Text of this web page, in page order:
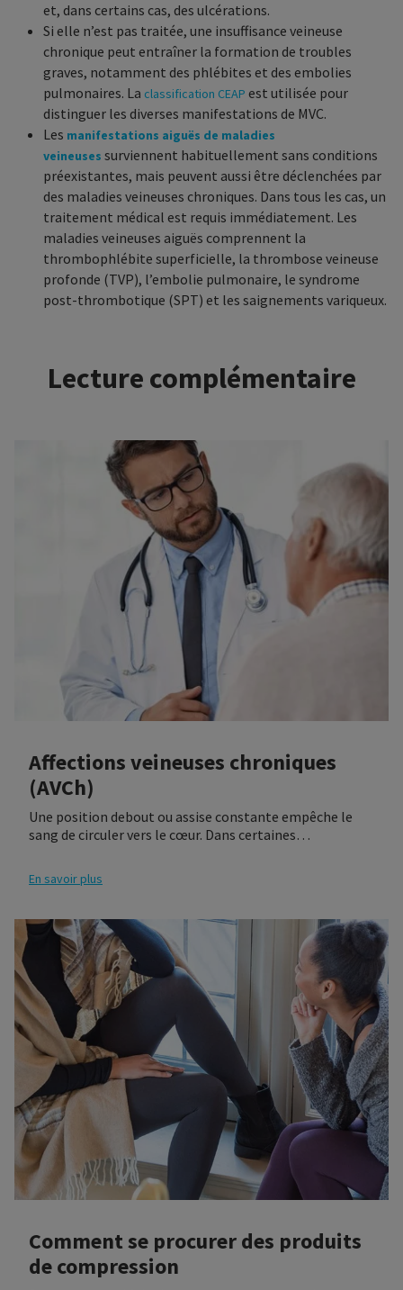
et, dans certains cas, des ulcérations.
Si elle n’est pas traitée, une insuffisance veineuse
chronique peut entraîner la formation de troubles
graves, notamment des phlébites et des embolies
pulmonaires. La classification CEAP est utilisée pour
distinguer les diverses manifestations de MVC.
Les manifestations aiguës de maladies
veineuses surviennent habituellement sans conditions
préexistantes, mais peuvent aussi être déclenchées par
des maladies veineuses chroniques. Dans tous les cas, un
traitement médical est requis immédiatement. Les
maladies veineuses aiguës comprennent la
thrombophlébite superficielle, la thrombose veineuse
profonde (TVP), l’embolie pulmonaire, le syndrome
post-thrombotique (SPT) et les saignements variqueux.
Lecture complémentaire
Affections veineuses chroniques
(AVCh)
Une position debout ou assise constante empêche le
sang de circuler vers le cœur. Dans certaines
veineuse, caractérisée par un mauvais fonctionnement
des valvules veineuses qui interfèrent avec le retour
les veines.
En savoir plus
Comment se procurer des produits
de compression